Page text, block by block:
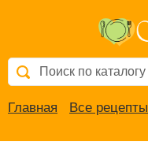
Главная Все рецепты